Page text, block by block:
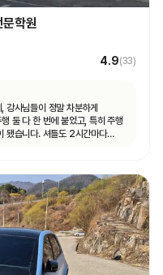
학원
4.9(33)
강사님들이 정말 차분하게
둘 다 한 번에 붙었고, 특히 주행
됐습니다. 셔틀도 2시간마다